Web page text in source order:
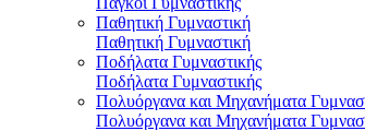
Παθητική Γυμναστική
Παθητική Γυμναστική
Ποδήλατα Γυμναστικής
Ποδήλατα Γυμναστικής
Πολυόργανα και Μηχανήματα
Πολυόργανα και Μηχανήματα